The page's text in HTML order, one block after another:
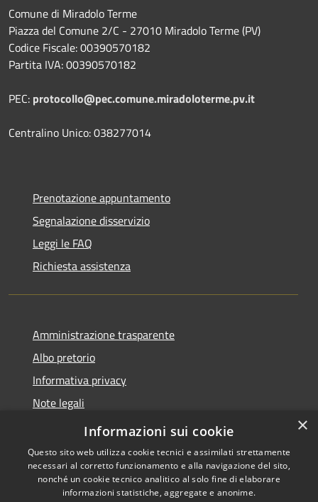
Comune di Miradolo Terme
Piazza del Comune 2/C - 27010 Miradolo Terme (PV)
Codice Fiscale: 00390570182
Partita IVA: 00390570182
PEC: protocollo@pec.comune.miradoloterme.pv.it
Centralino Unico: 038277014
Prenotazione appuntamento
Segnalazione disservizio
Leggi le FAQ
Richiesta assistenza
Amministrazione trasparente
Albo pretorio
Informativa privacy
Note legali
Dichiarazione di accessibilità
Copyright © 2026 • Comune di
×
Informazioni sui cookie
Questo sito web utilizza cookie tecnici e assimilati strettamente
necessari al corretto funzionamento e alla navigazione del sito,
nonché un cookie tecnico analitico al solo fine di elaborare
informazioni statistiche, aggregate e anonime.